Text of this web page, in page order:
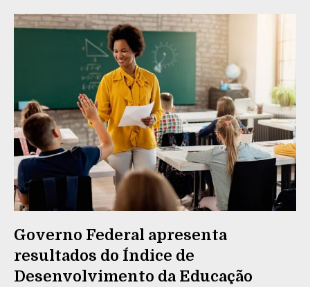
Governo Federal apresenta
resultados do Índice de
Desenvolvimento da Educação